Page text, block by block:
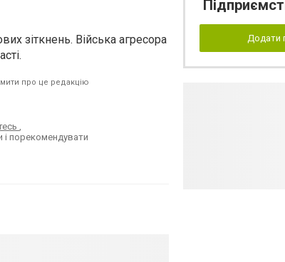
зіткнень. Війська агресора
про це редакцію
,
і порекомендувати
Додати